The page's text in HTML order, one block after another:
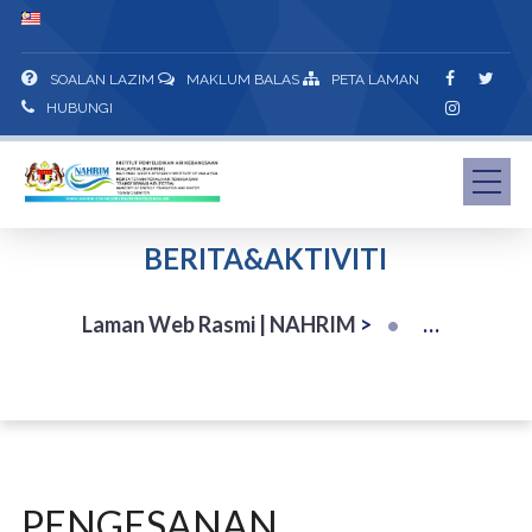
SOALAN LAZIM MAKLUM BALAS
PETA LAMAN
HUBUNGI
BERITA&AKTIVITI
Laman Web Rasmi | NAHRIM >